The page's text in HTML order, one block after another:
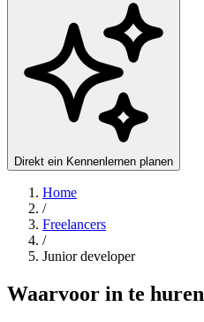
Direkt ein Kennenlernen planen
Home
/
Freelancers
/
Junior developer
Waarvoor in te huren